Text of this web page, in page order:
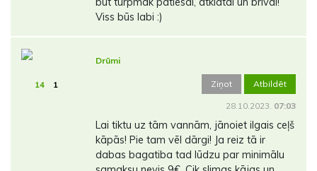
Viss būs labi :)
14 1
Drūmi
Ziņot Atbildēt
28.10.2023. 07:03
Lai tiktu uz tām vannām, jānoiet ilgais ceļš
kāpās! Pie tam vēl dārgi! Ja reiz tā ir
dabas bagatiba tad lūdzu par minimālu